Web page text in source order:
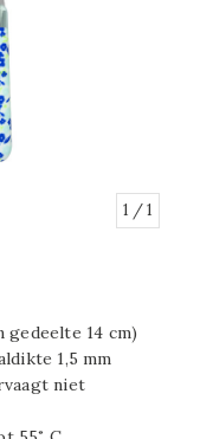
1 / 1
gedeelte 14 cm)
1,5 mm
niet